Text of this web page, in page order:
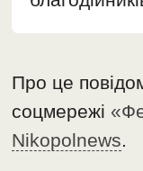
Про це
соцмережі
Nikopolnews.